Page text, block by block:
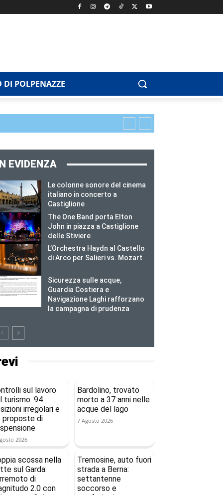
DI POLPENAZZE
EVIDENZA
Le colonne sonore del cinema
italiano in concerto a
Castiglione
The One Band porta Elton
John in piazza a Castiglione
delle Stiviere
L’Orchestra Haydn al Castello
di Arco per Salieri vs. Mozart
Sicurezza sulle acque,
Guardia Costiera e
Navigazione Laghi rafforzano
la campagna di prudenza
sul lavoro
turismo: 94
irregolari e
proposte di
2026
Bardolino, trovato
morto a 37 anni nelle
acque del lago
7 Agosto 2026
scossa nella
sul Garda:
di
2.0 con
Tremosine, auto fuori
strada a Berna:
settantenne
soccorso e